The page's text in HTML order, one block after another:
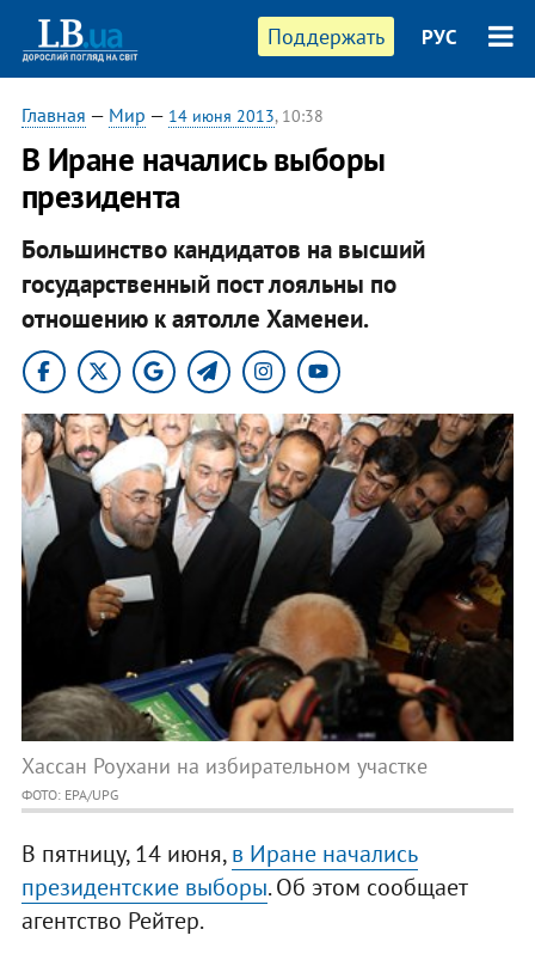
Поддержать РУС
Главная — Мир — 14 июня 2013, 10:38
В Иране начались выборы
президента
Большинство кандидатов на высший
государственный пост лояльны по
отношению к аятолле Хаменеи.
Хассан Роухани на избирательном участке
ФОТО: EPA/UPG
В пятницу, 14 июня,в Иране начались
президентские выборы. Об этом сообщает
агентство Рейтер.